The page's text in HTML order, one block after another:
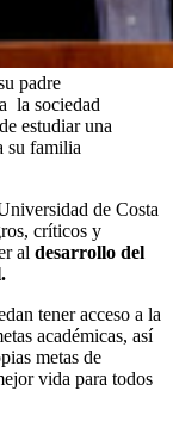
padre
la sociedad
estudiar una
su familia
de Costa
críticos y
al desarrollo del
tener acceso a la
académicas, así
metas de
vida para todos